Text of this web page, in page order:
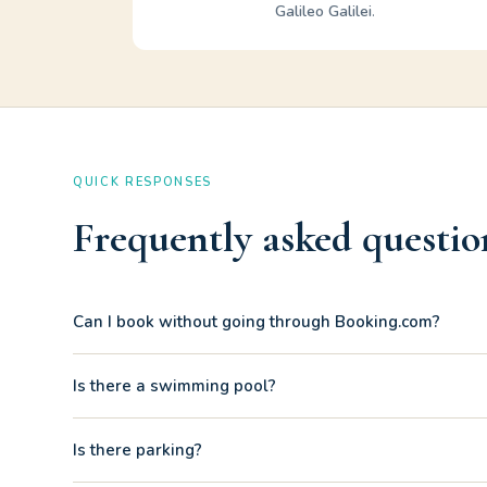
Galileo Galilei.
QUICK RESPONSES
Frequently asked
Can I book without going through Booking.com?
Is there a swimming pool?
schedule.
Is there parking?